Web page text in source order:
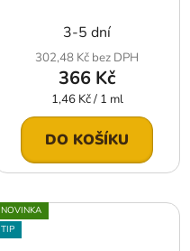
3-5 dní
302,48 Kč bez DPH
366 Kč
Měrná
cena:
1,46 Kč / 1 ml
DO KOŠÍKU
NOVINKA
TIP